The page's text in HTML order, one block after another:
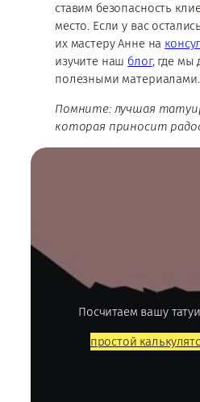
ставим безопасность
место. Если у вас
их мастеру Анне на
изучите наш блог, где мы
полезными материалами.
Помните: лучшая
которая приносит
Посчитаем вашу
простой